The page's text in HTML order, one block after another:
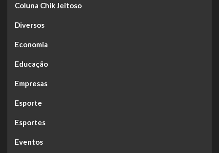
Coluna Chik Jeitoso
Diversos
Economia
Educação
Empresas
Esporte
Esportes
Eventos